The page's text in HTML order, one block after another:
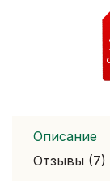
Описание
Отзывы (7)